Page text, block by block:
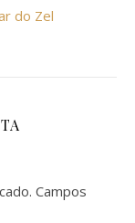
do Zel
Campos